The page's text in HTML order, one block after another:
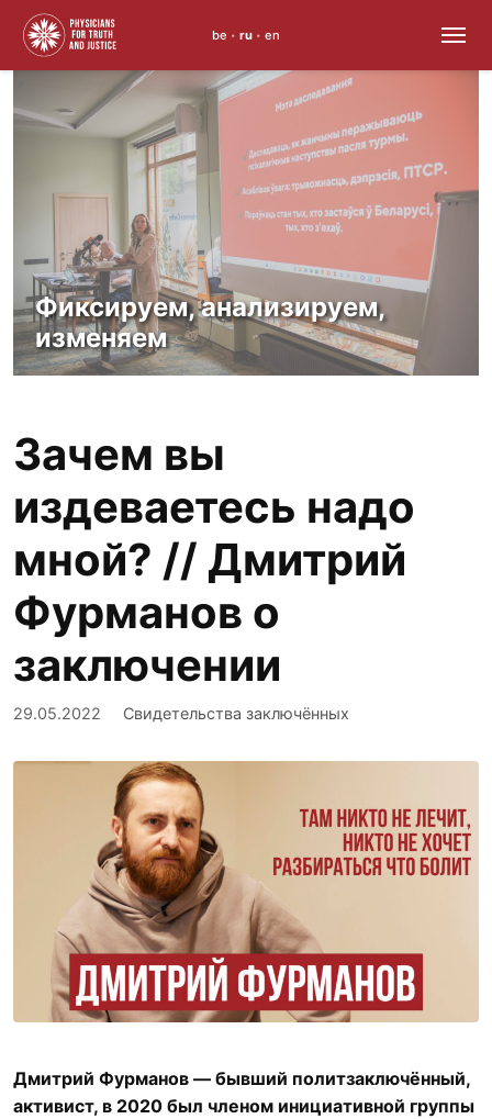
to
content
be • ru • en
Фиксируем, анализируем,
изменяем
Зачем вы
издеваетесь надо
мной? // Дмитрий
Фурманов о
заключении
29.05.2022 Свидетельства заключённых
Дмитрий Фурманов — бывший политзаключённый,
активист, в 2020 был членом инициативной группы